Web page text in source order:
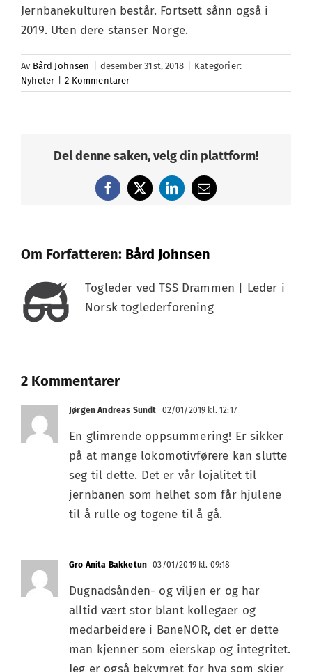
Jernbanekulturen består. Fortsett sånn også i
2019. Uten dere stanser Norge.
Av Bård Johnsen desember 31st, 2018
Kategorier:
Nyheter
2 Kommentarer
Del denne saken, velg din plattform!
Facebook
X LinkedIn
E-
Om Forfatteren: Bård Johnsen
Togleder ved TSS Drammen | Leder i
Norsk toglederforening
2 Kommentarer
Jørgen Andreas Sundt 02/01/2019 kl. 12:17
En glimrende oppsummering! Er sikker
på at mange lokomotivførere kan slutte
seg til dette. Det er vår lojalitet til
jernbanen som helhet som får hjulene
til å rulle og togene til å gå.
Gro Anita Bakketun 03/01/2019 kl. 09:18
Dugnadsånden- og viljen er og har
alltid vært stor blant kollegaer og
medarbeidere i BaneNOR, det er dette
man kjenner som eierskap og integritet.